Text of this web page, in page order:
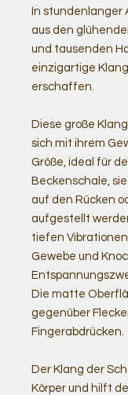
In stundenlanger
aus den
und tausenden
einzigartige
erschaffen.
Diese große
sich mit ihrem
Größe, ideal für
Beckenschale,
auf den Rücken
aufgestellt
tiefen
Gewebe und
Die matte
gegenüber
Fingerabdrücken.
Der Klang der
Körper und hilft